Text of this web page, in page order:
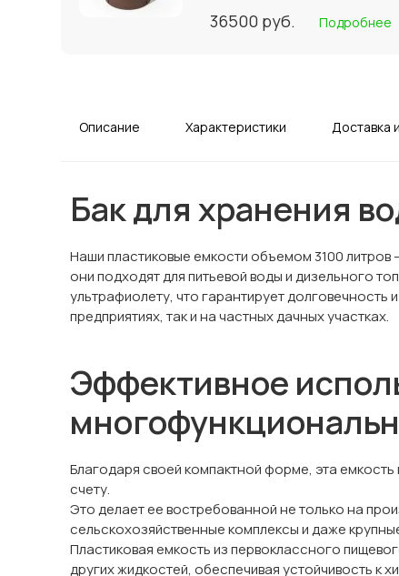
36500 руб. Подробнее
Описание Характеристики Доставка
Бак для хранения
Наши пластиковые емкости объемом 3100
они подходят для питьевой воды и дизельного
ультрафиолету, что гарантирует
предприятиях, так и на частных дачных участках.
Эффективное
Благодаря своей компактной форме, эта
счету.
Это делает ее востребованной не только на
сельскохозяйственные комплексы и даже
Пластиковая емкость из первоклассного
других жидкостей, обеспечивая устойчивость к